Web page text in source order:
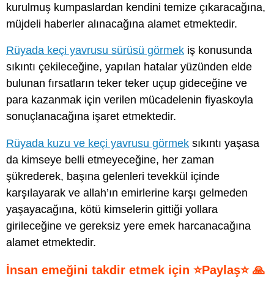
kurulmuş kumpaslardan kendini temize çıkaracağına,
müjdeli haberler alınacağına alamet etmektedir.
Rüyada keçi yavrusu sürüsü görmek iş konusunda
sıkıntı çekileceğine, yapılan hatalar yüzünden elde
bulunan fırsatların teker teker uçup gideceğine ve
para kazanmak için verilen mücadelenin fiyaskoyla
sonuçlanacağına işaret etmektedir.
Rüyada kuzu ve keçi yavrusu görmek sıkıntı yaşasa
da kimseye belli etmeyeceğine, her zaman
şükrederek, başına gelenleri tevekkül içinde
karşılayarak ve allah’ın emirlerine karşı gelmeden
yaşayacağına, kötü kimselerin gittiği yollara
girileceğine ve gereksiz yere emek harcanacağına
alamet etmektedir.
İnsan emeğini takdir etmek için ⭐Paylaş⭐ 🙏